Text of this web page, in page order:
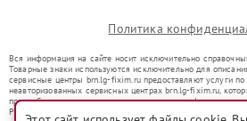
Политика
Вся информация на сайте носит исключительно
Товарные знаки используются исключительно для
сервисные центры brn.lg-fixim.ru предоставляют услуги по
неавторизованных сервисных центрах brn.lg-fixim.ru,
правообладателями товарных знаков или их
Ремонт осуществляется для устройств, уже введенных в